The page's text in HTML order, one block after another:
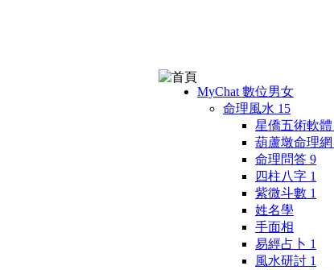
MyChat 數位男女
命理風水 15
星僑五術軟體
葫蘆墩命理網
命理問答 9
四柱八字 1
紫微斗數 1
姓名學
手面相
易經占卜 1
風水研討 1